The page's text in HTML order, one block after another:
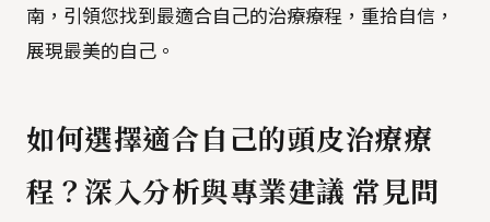
南，引領您找到最適合自己的治療療程，重拾自信，
展現最美的自己。
如何選擇適合自己的頭皮治療療
程？深入分析與專業建議 常見問